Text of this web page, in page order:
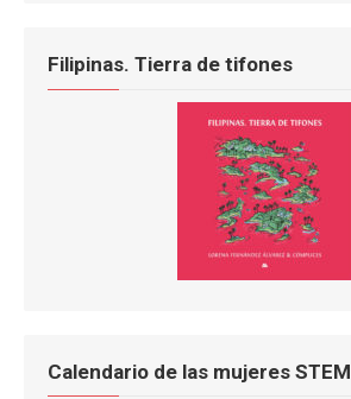
Filipinas. Tierra de tifones
Calendario de las mujeres STEM